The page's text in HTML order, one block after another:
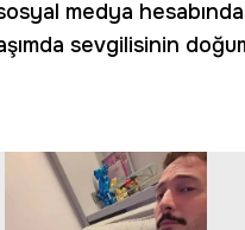
medya
sevgilisinin